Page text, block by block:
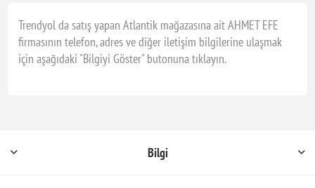
Trendyol da satış yapan Atlantik mağazasına ait AHMET EFE
firmasının telefon, adres ve diğer iletişim bilgilerine ulaşmak
için aşağıdaki "Bilgiyi Göster" butonuna tıklayın.
Bilgi